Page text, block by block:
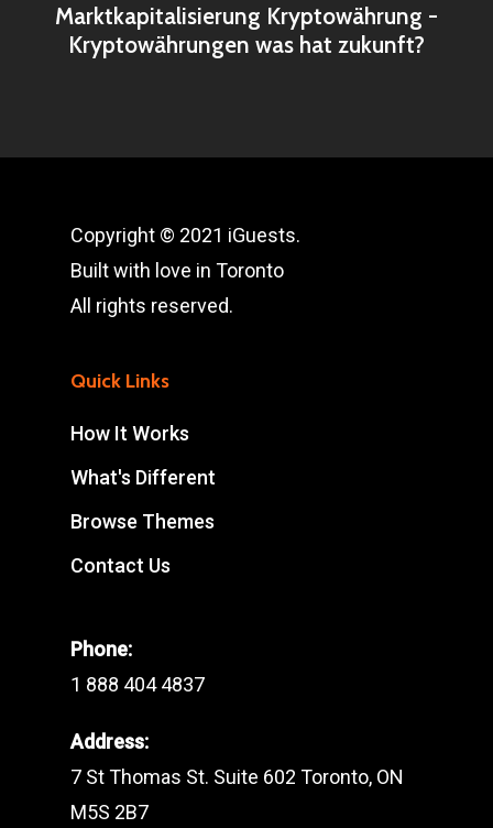
Marktkapitalisierung Kryptowährung -
Kryptowährungen was hat zukunft?
Copyright © 2021 iGuests.
Built with love in Toronto
All rights reserved.
Quick Links
How It Works
What's Different
Browse Themes
Contact Us
Phone:
1 888 404 4837
Address:
7 St Thomas St. Suite 602 Toronto, ON
M5S 2B7